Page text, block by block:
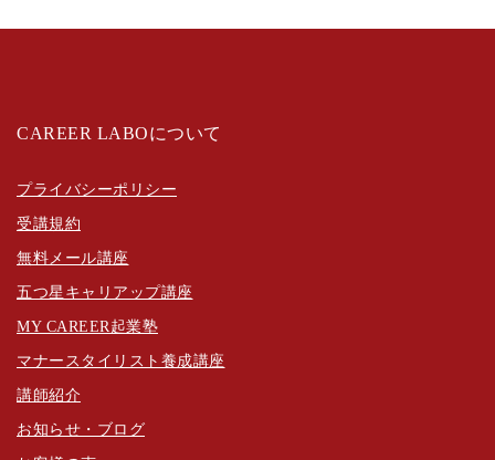
CAREER LABOについて
プライバシーポリシー
受講規約
無料メール講座
五つ星キャリアップ講座
MY CAREER起業塾
マナースタイリスト養成講座
講師紹介
お知らせ・ブログ